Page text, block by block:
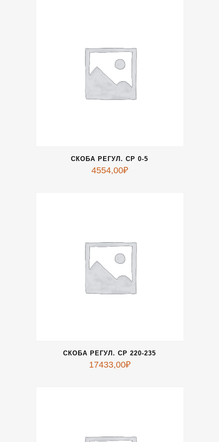
СКОБА РЕГУЛ. СР 0-5
4554,00₽
СКОБА РЕГУЛ. СР 220-235
17433,00₽